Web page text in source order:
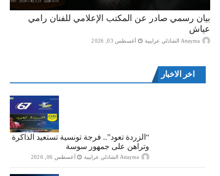
بيان رسمي صادر عن المكتب الإعلامي للفنان رامي
عياش
Attayma الشاذلي عرايبية أغسطس 03, 2026
اخر الاخبار
“الزردة تعود”.. فرجة تونسية تستعيد الذاكرة
وتراهن على جمهور سوسة
Attayma الشاذلي عرايبية أغسطس 06, 2026